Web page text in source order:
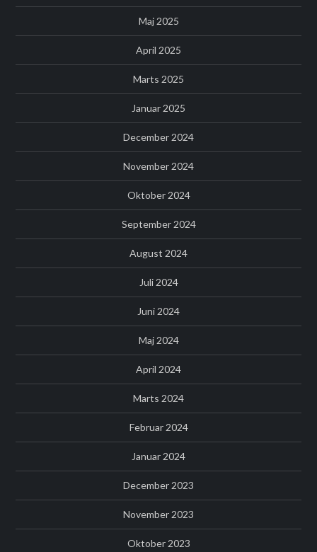
Maj 2025
April 2025
Marts 2025
Januar 2025
December 2024
November 2024
Oktober 2024
September 2024
August 2024
Juli 2024
Juni 2024
Maj 2024
April 2024
Marts 2024
Februar 2024
Januar 2024
December 2023
November 2023
Oktober 2023